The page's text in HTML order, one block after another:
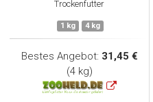
Trockenfutter
1 kg 4 kg
Bestes Angebot: 31,45 €
(4 kg)